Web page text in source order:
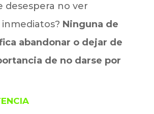
desespera no ver
Ninguna de
abandonar o dejar de
de no darse por